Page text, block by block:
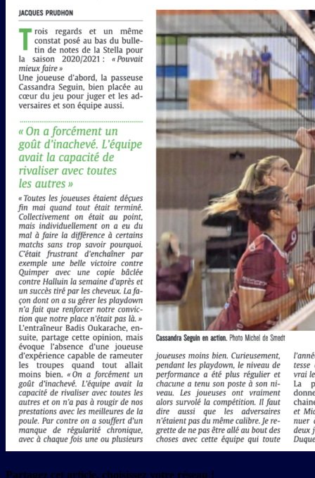
Partagez cet article, choisissez votre réseau !